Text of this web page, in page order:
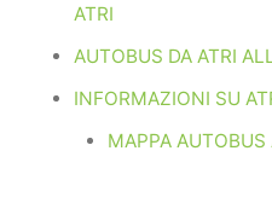
ATRI
AUTOBUS DA ATRI
INFORMAZIONI SU
MAPPA AUTOBUS